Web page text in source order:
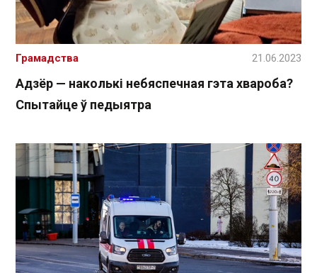
Адзёр — наколькі небяспечная гэта хвароба?
Спытайце ў педыятра
Грамадства 21.06.2023